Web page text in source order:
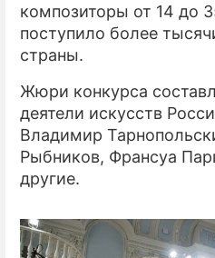
композиторы от 14 до
поступило более
страны.
Жюри конкурса
деятели искусств
Владимир
Рыбников, Франсуа
другие.